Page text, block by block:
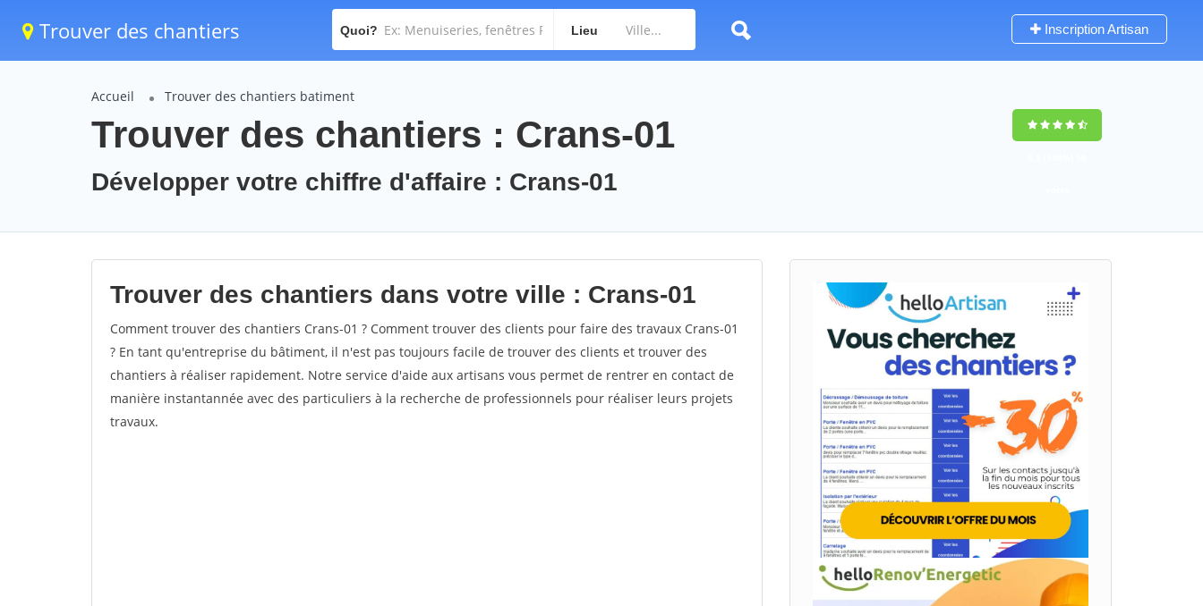
Trouver des chantiers Quoi? Lieu Inscription Artisan
Accueil Trouver des chantiers batiment
Trouver des chantiers : Crans-01
Développer votre chiffre d'affaire : Crans-01
Trouver des chantiers dans votre ville : Crans-01
Comment trouver des chantiers Crans-01 ? Comment trouver des clients pour faire des travaux Crans-01
? En tant qu'entreprise du bâtiment, il n'est pas toujours facile de trouver des clients et trouver des
chantiers à réaliser rapidement. Notre service d'aide aux artisans vous permet de rentrer en contact de
manière instantannée avec des particuliers à la recherche de professionnels pour réaliser leurs projets
travaux.